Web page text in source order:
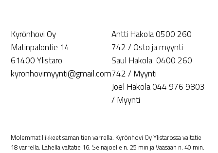
Kyrönhovi Oy
Matinpalontie 14
61400 Ylistaro
kyronhovimyynti@gmail.com
Antti Hakola 0500 260
742 / Osto ja myynti
Saul Hakola 0400 260
742 / Myynti
Joel Hakola 044 976 9803
/ Myynti
Molemmat liikkeet saman tien varrella. Kyrönhovi Oy Ylistarossa valtatie
18 varrella. Lähellä valtatie 16. Seinäjoelle n. 25 min ja Vaasaan n. 40 min.